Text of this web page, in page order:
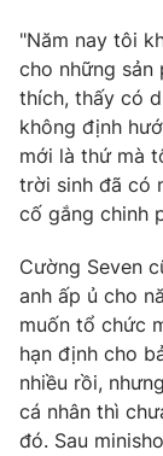
® Cấm sao chép
thuận bằng văn
thông tin từ
"Năm nay tôi
cho những sản
thích, thấy có
không định
mới là thứ mà
trời sinh đã có
cố gắng chinh
Cường Seven
anh ấp ủ cho
muốn tổ chức
hạn định cho
nhiều rồi,
cá nhân thì
đó. Sau